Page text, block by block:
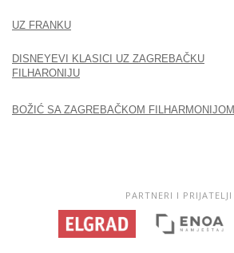
UZ FRANKU
DISNEYEVI KLASICI UZ ZAGREBAČKU
FILHARONIJU
BOŽIĆ SA ZAGREBAČKOM FILHARMONIJOM
PARTNERI I PRIJATELJI